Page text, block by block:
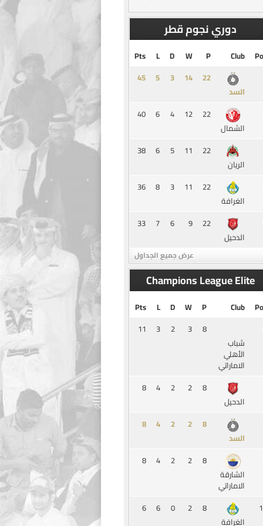
دوري نجوم قطر
Club
P
W
D
L
Pts
السد
‏22
14
3
5
45
الشمال
22
12
4
6
40
الريان
22
11
5
6
38
الغرافة
22
11
3
8
36
الدحيل
22
9
6
7
33
عرض جميع الجداول
Champions League Elite
Club
P
W
D
L
Pts
شباب
الأهلي
الاماراتي
8
3
2
3
11
الدحيل
8
2
2
4
8
السد
8
2
2
4
8
الشارقة
الاماراتي
8
2
2
4
8
الغرافة
8
2
0
6
6